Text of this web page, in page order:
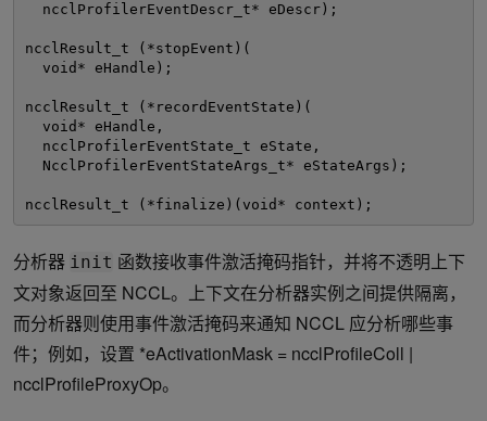
ncclProfilerEventDescr_t* eDescr);
ncclResult_t (*stopEvent)(
void* eHandle);
ncclResult_t (*recordEventState)(
void* eHandle,
ncclProfilerEventState_t eState,
NcclProfilerEventStateArgs_t* eStateArgs);
ncclResult_t (*finalize)(void* context);
分析器 init 函数接收事件激活掩码指针，并将不透明上下
文对象返回至 NCCL。上下文在分析器实例之间提供隔离，
而分析器则使用事件激活掩码来通知 NCCL 应分析哪些事
件；例如，设置 *eActivationMask = ncclProfileColl |
ncclProfileProxyOp。